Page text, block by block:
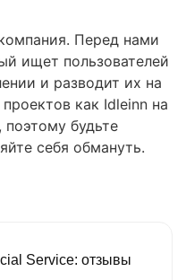
Перед нами
ищет пользователей
и разводит их на
как Idleinn на
поэтому будьте
себя обмануть.
Service: отзывы